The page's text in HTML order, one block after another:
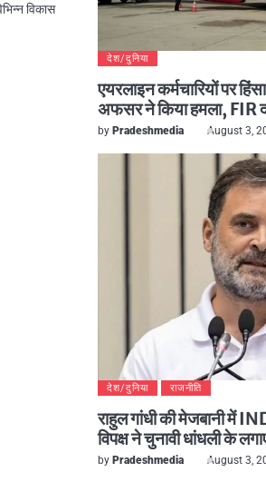
विकास
देश/दुनिया
एयरलाइन कर्मचारियों पर
अफसर ने किया हमला, FIR
by Pradeshmedia August 3,
देश/दुनिया राजनीति
राहुल गांधी की मेजबानी में
विपक्ष ने चुनावी धांधली के
by Pradeshmedia August 3,